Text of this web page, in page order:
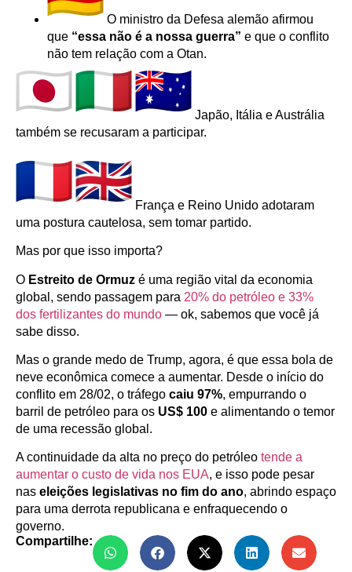
O ministro da Defesa alemão afirmou
que “essa não é a nossa guerra” e que o conflito
não tem relação com a Otan.
Japão, Itália e Austrália
também se recusaram a participar.
França e Reino Unido adotaram
uma postura cautelosa, sem tomar partido.
Mas por que isso importa?
O Estreito de Ormuz é uma região vital da economia
global, sendo passagem para 20% do petróleo e 33%
dos fertilizantes do mundo — ok, sabemos que você já
sabe disso.
Mas o grande medo de Trump, agora, é que essa bola de
neve econômica comece a aumentar. Desde o início do
conflito em 28/02, o tráfego caiu 97%, empurrando o
barril de petróleo para os US$ 100 e alimentando o temor
de uma recessão global.
A continuidade da alta no preço do petróleo tende a
aumentar o custo de vida nos EUA, e isso pode pesar
nas eleições legislativas no fim do ano, abrindo espaço
para uma derrota republicana e enfraquecendo o
governo.
Compartilhe: